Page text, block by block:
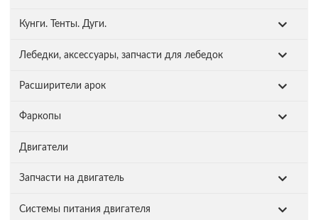
Кунги. Тенты. Дуги.
Лебедки, аксессуары, запчасти для лебедок
Расширители арок
Фаркопы
Двигатели
Запчасти на двигатель
Системы питания двигателя